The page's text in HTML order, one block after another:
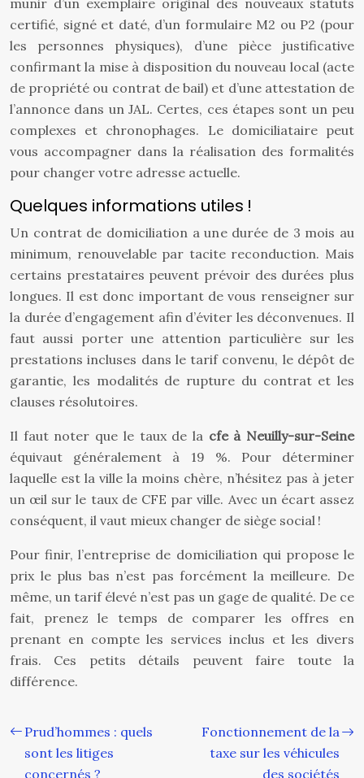
munir d’un exemplaire original des nouveaux statuts
certifié, signé et daté, d’un formulaire M2 ou P2 (pour
les personnes physiques), d’une pièce justificative
confirmant la mise à disposition du nouveau local (acte
de propriété ou contrat de bail) et d’une attestation de
l’annonce dans un JAL. Certes, ces étapes sont un peu
complexes et chronophages. Le domiciliataire peut
vous accompagner dans la réalisation des formalités
pour changer votre adresse actuelle.
Quelques informations utiles !
Un contrat de domiciliation a une durée de 3 mois au
minimum, renouvelable par tacite reconduction. Mais
certains prestataires peuvent prévoir des durées plus
longues. Il est donc important de vous renseigner sur
la durée d’engagement afin d’éviter les déconvenues. Il
faut aussi porter une attention particulière sur les
prestations incluses dans le tarif convenu, le dépôt de
garantie, les modalités de rupture du contrat et les
clauses résolutoires.
Il faut noter que le taux de la cfe à Neuilly-sur-Seine
équivaut généralement à 19 %. Pour déterminer
laquelle est la ville la moins chère, n’hésitez pas à jeter
un œil sur le taux de CFE par ville. Avec un écart assez
conséquent, il vaut mieux changer de siège social !
Pour finir, l’entreprise de domiciliation qui propose le
prix le plus bas n’est pas forcément la meilleure. De
même, un tarif élevé n’est pas un gage de qualité. De ce
fait, prenez le temps de comparer les offres en
prenant en compte les services inclus et les divers
frais. Ces petits détails peuvent faire toute la
différence.
Prud’hommes : quels
sont les litiges
concernés ?
Fonctionnement de la
taxe sur les véhicules
des sociétés